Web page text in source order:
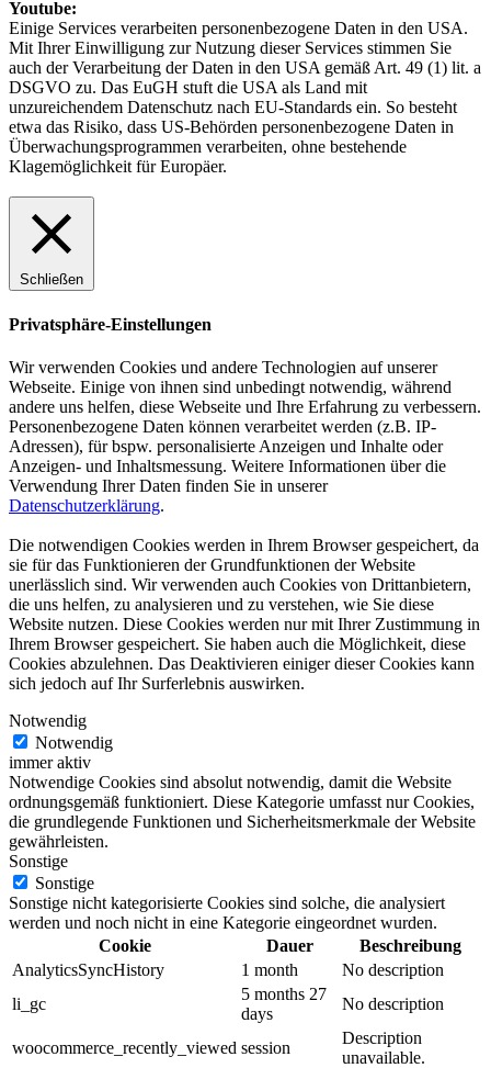
Youtube:
Einige Services verarbeiten personenbezogene Daten in den USA.
Mit Ihrer Einwilligung zur Nutzung dieser Services stimmen Sie
auch der Verarbeitung der Daten in den USA gemäß Art. 49 (1) lit. a
DSGVO zu. Das EuGH stuft die USA als Land mit
unzureichendem Datenschutz nach EU-Standards ein. So besteht
etwa das Risiko, dass US-Behörden personenbezogene Daten in
Überwachungsprogrammen verarbeiten, ohne bestehende
Klagemöglichkeit für Europäer.
Schließen
Privatsphäre-Einstellungen
Wir verwenden Cookies und andere Technologien auf unserer
Webseite. Einige von ihnen sind unbedingt notwendig, während
andere uns helfen, diese Webseite und Ihre Erfahrung zu verbessern.
Personenbezogene Daten können verarbeitet werden (z.B. IP-
Adressen), für bspw. personalisierte Anzeigen und Inhalte oder
Anzeigen- und Inhaltsmessung. Weitere Informationen über die
Verwendung Ihrer Daten finden Sie in unserer
Datenschutzerklärung.
Die notwendigen Cookies werden in Ihrem Browser gespeichert, da
sie für das Funktionieren der Grundfunktionen der Website
unerlässlich sind. Wir verwenden auch Cookies von Drittanbietern,
die uns helfen, zu analysieren und zu verstehen, wie Sie diese
Website nutzen. Diese Cookies werden nur mit Ihrer Zustimmung in
Ihrem Browser gespeichert. Sie haben auch die Möglichkeit, diese
Cookies abzulehnen. Das Deaktivieren einiger dieser Cookies kann
sich jedoch auf Ihr Surferlebnis auswirken.
Notwendig
Notwendig
immer aktiv
Notwendige Cookies sind absolut notwendig, damit die Website
ordnungsgemäß funktioniert. Diese Kategorie umfasst nur Cookies,
die grundlegende Funktionen und Sicherheitsmerkmale der Website
gewährleisten.
Sonstige
Sonstige
Sonstige nicht kategorisierte Cookies sind solche, die analysiert
werden und noch nicht in eine Kategorie eingeordnet wurden.
Cookie
Dauer
Beschreibung
AnalyticsSyncHistory
1 month
No description
li_gc
5 months 27
days
No description
woocommerce_recently_viewed session
Description
unavailable.